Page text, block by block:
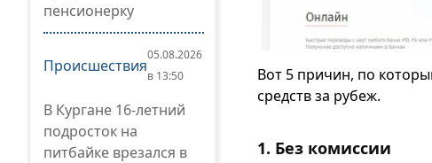
пенсионерку
Происшествия
05.08.2026
в 13:50
В Кургане 16-летний
подросток на
питбайке врезался в
Вот 5 причин, по
средств за рубеж.
1. Без комиссии